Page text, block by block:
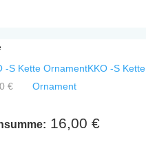
KKO -S Kette
Ornament
€
16,00 €
Ketten